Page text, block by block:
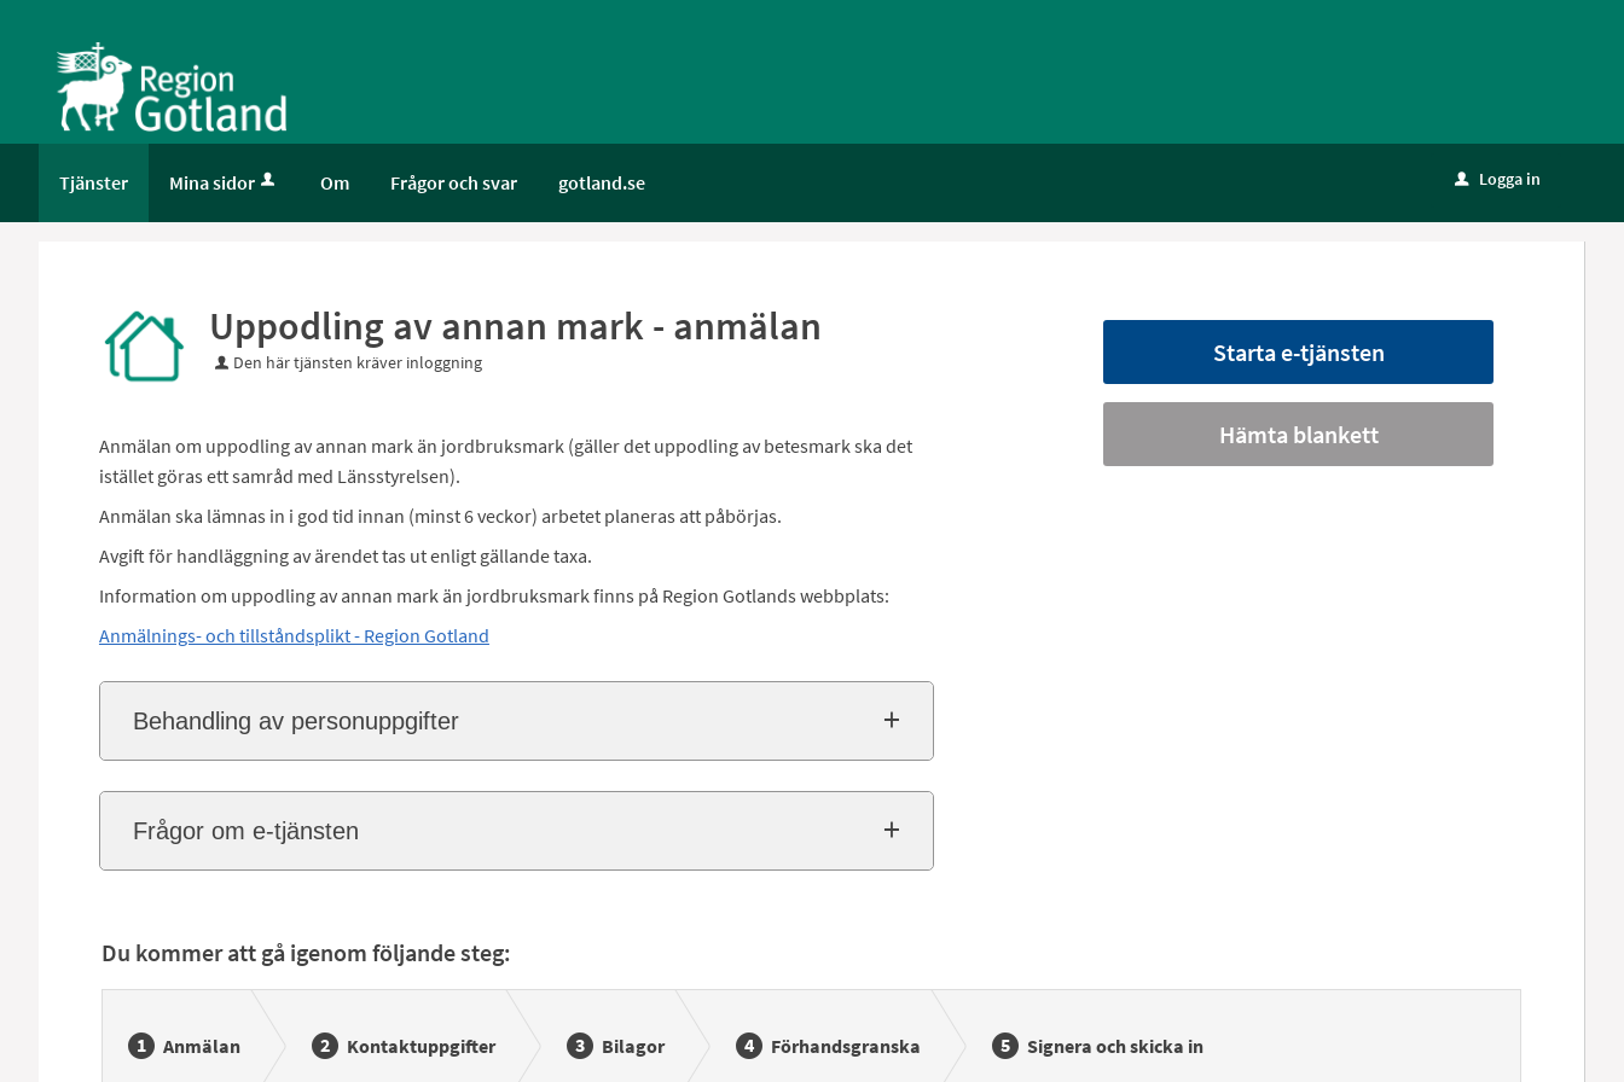
tjänster
-
GotlandTjänster Mina sidor Om Frågor och svar gotland.se u Logga in
Uppodling av annan mark - anmälan
Den här tjänsten kräver inloggning
Anmälan om uppodling av annan mark än jordbruksmark (gäller det uppodling av betesmark ska det
istället göras ett samråd med Länsstyrelsen).
Anmälan ska lämnas in i god tid innan (minst 6 veckor) arbetet planeras att påbörjas.
Avgift för handläggning av ärendet tas ut enligt gällande taxa.
Information om uppodling av annan mark än jordbruksmark finns på Region Gotlands webbplats:
Anmälnings- och tillståndsplikt - Region Gotland
Behandling av personuppgifter
Frågor om e-tjänsten
Starta e-tjänsten
Hämta blankett
Du kommer att gå igenom följande steg:
Anmälan Kontaktuppgifter Bilagor Förhandsgranska Signera och skicka in